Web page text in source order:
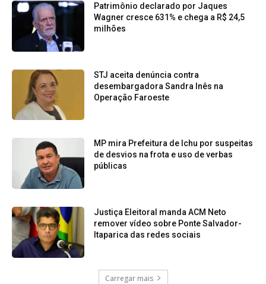
Patrimônio declarado por Jaques
Wagner cresce 631% e chega a R$ 24,5
milhões
STJ aceita denúncia contra
desembargadora Sandra Inês na
Operação Faroeste
MP mira Prefeitura de Ichu por suspeitas
de desvios na frota e uso de verbas
públicas
Justiça Eleitoral manda ACM Neto
remover vídeo sobre Ponte Salvador-
Itaparica das redes sociais
Carregar mais